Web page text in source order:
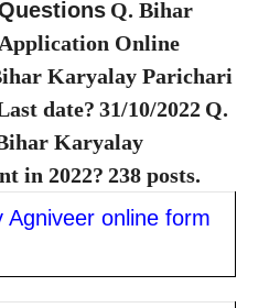
Q. Bihar
Online
Karyalay Parichari
date? 31/10/2022 Q.
Karyalay
in 2022? 238 posts.
Agniveer online form